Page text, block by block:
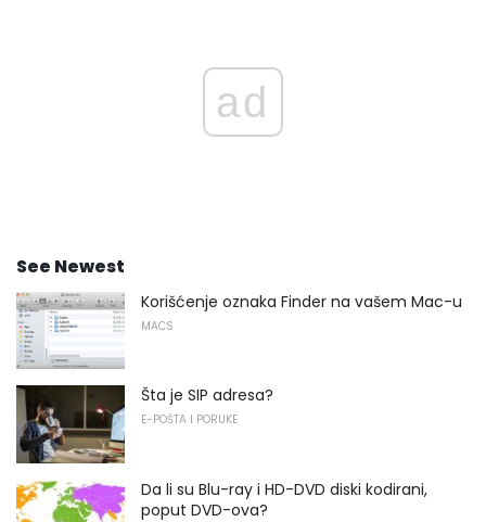
ad
See Newest
Korišćenje oznaka Finder na vašem Mac-u
MACS
Šta je SIP adresa?
E-POŠTA I PORUKE
Da li su Blu-ray i HD-DVD diski kodirani,
poput DVD-ova?